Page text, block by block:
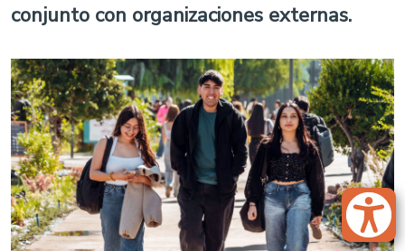
conjunto con organizaciones externas.